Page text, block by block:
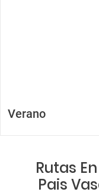
Verano
Rutas
Pais